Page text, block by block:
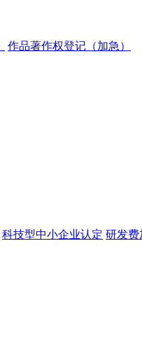
作品著作权登记（加急）
科技型中小企业认定 研发费